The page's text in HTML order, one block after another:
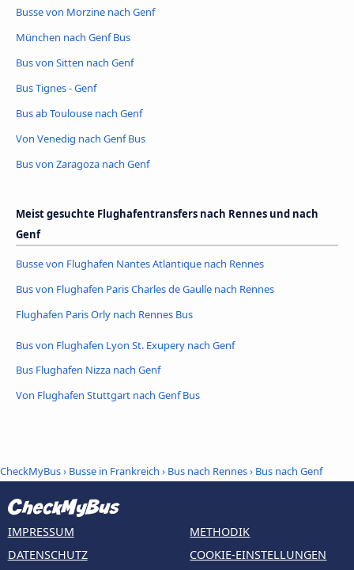
Busse von Morzine nach Genf
München nach Genf Bus
Bus von Sitten nach Genf
Bus Tignes - Genf
Bus ab Toulouse nach Genf
Von Venedig nach Genf Bus
Bus von Zaragoza nach Genf
Meist gesuchte Flughafentransfers nach Rennes und nach
Genf
Busse von Flughafen Nantes Atlantique nach Rennes
Bus von Flughafen Paris Charles de Gaulle nach Rennes
Flughafen Paris Orly nach Rennes Bus
Bus von Flughafen Lyon St. Exupery nach Genf
Bus Flughafen Nizza nach Genf
Von Flughafen Stuttgart nach Genf Bus
CheckMyBus› Busse in Frankreich › Bus nach Rennes› Bus nach Genf
IMPRESSUM
DATENSCHUTZ
METHODIK
COOKIE-EINSTELLUNGEN